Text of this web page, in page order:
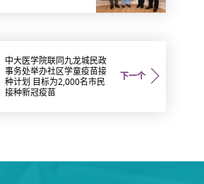
下一个
中大医学院联同九龙城民政
事务处举办社区学童疫苗接
种计划 目标为2,000名市民
接种新冠疫苗